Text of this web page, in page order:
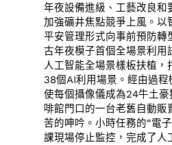
年夜設備進級、工藝改良和
加強礦井焦點競爭上風。以
平安管理形式向事前預防轉
古年夜模子首個全場景利用
人工智能全場景樣板扶植，
38個AI利用場景。經由過程
使每個攝像儀成為24牛土
啡館門口的一台老舊自動販
苦的呻吟。小時任務的“電
課現場停止監控，完成了人